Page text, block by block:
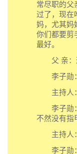
常尽职的父
过了，现在
妈，尤其妈
你们都要剪
最好。
父 亲：
李子勋：
主持人：
李子勋：
不然没有指
主持人：
李子勋：